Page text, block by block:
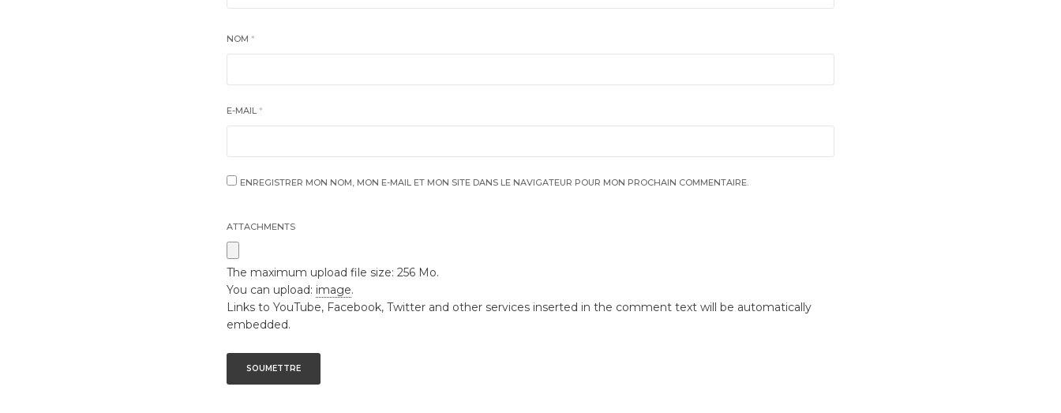
NOM *
E-MAIL *
ENREGISTRER MON NOM, MON E-MAIL ET MON SITE DANS LE NAVIGATEUR POUR MON PROCHAIN COMMENTAIRE.
ATTACHMENTS
The maximum upload file size: 256 Mo.
You can upload: image.
Links to YouTube, Facebook, Twitter and other services inserted in the comment text will be automatically
embedded.